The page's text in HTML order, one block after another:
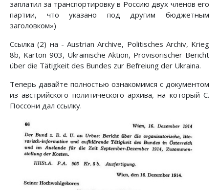
заплатил за транспортировку в Россию двух членов его
партии, что указано под другим бюджетным
заголовком»)
Ссылка (2) на - Austrian Archive, Politisches Archiv, Krieg
8b, Karton 903, Ukrainische Aktion, Provisorischer Bericht
über die Tätigkeit des Bundes zur Befreiung der Ukraina.
Теперь давайте полностью ознакомимся с документом
из австрийского политического архива, на который С.
Поссони дал ссылку.